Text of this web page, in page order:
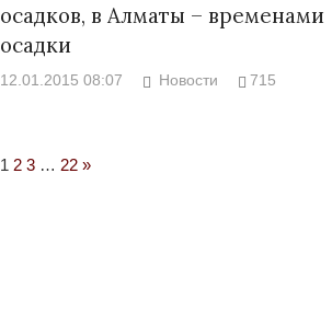
осадков, в Алматы – временами
осадки
12.01.2015 08:07 Новости 715
1 2 3 … 22 Next
»